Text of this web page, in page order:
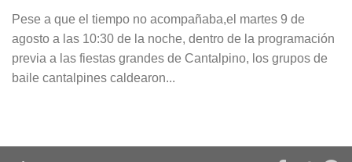
Pese a que el tiempo no acompañaba,el martes 9 de
agosto a las 10:30 de la noche, dentro de la programación
previa a las fiestas grandes de Cantalpino, los grupos de
baile cantalpines caldearon...